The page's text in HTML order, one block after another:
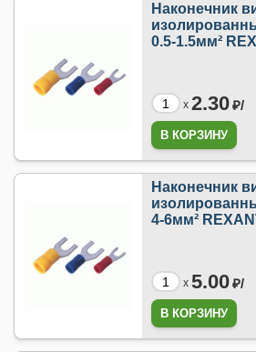
Наконечник
0.5-1.5мм²
x 2.30₽/
Наконечник
4-6мм²
x 5.00₽/